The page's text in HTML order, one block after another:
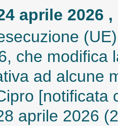
aprile 2026 ,
che modifica
ad alcune
[notificata
aprile 2026